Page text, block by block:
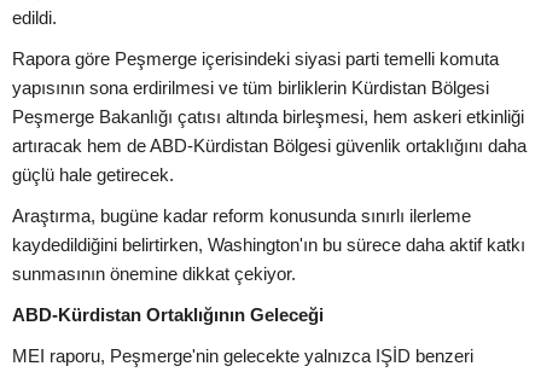
edildi.
Rapora göre Peşmerge içerisindeki siyasi parti temelli komuta
yapısının sona erdirilmesi ve tüm birliklerin Kürdistan Bölgesi
Peşmerge Bakanlığı çatısı altında birleşmesi, hem askeri etkinliği
artıracak hem de ABD-Kürdistan Bölgesi güvenlik ortaklığını daha
güçlü hale getirecek.
Araştırma, bugüne kadar reform konusunda sınırlı ilerleme
kaydedildiğini belirtirken, Washington'ın bu sürece daha aktif katkı
sunmasının önemine dikkat çekiyor.
ABD-Kürdistan Ortaklığının Geleceği
MEI raporu, Peşmerge'nin gelecekte yalnızca IŞİD benzeri